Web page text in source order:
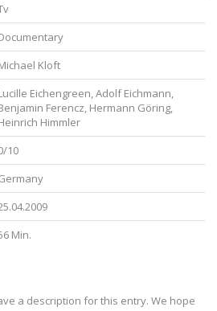
Kloft
Eichengreen, Adolf Eichmann,
Ferencz, Hermann Göring,
Himmler
10
Min.
a description for this entry. We hope